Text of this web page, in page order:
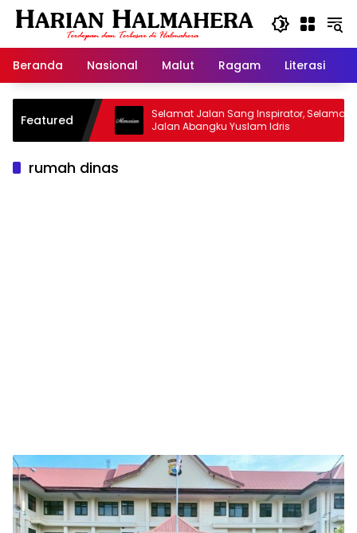
Langsung
Beranda
Nasional Malut Ragam Literasi
Featured
Warisan
Selamat Jalan Sang Inspirator, Selamat
Jalan Abangku Yuslam Idris
rumah dinas